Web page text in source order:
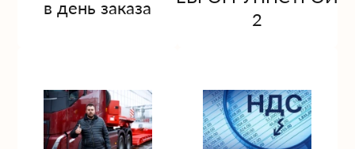
в день заказа
2